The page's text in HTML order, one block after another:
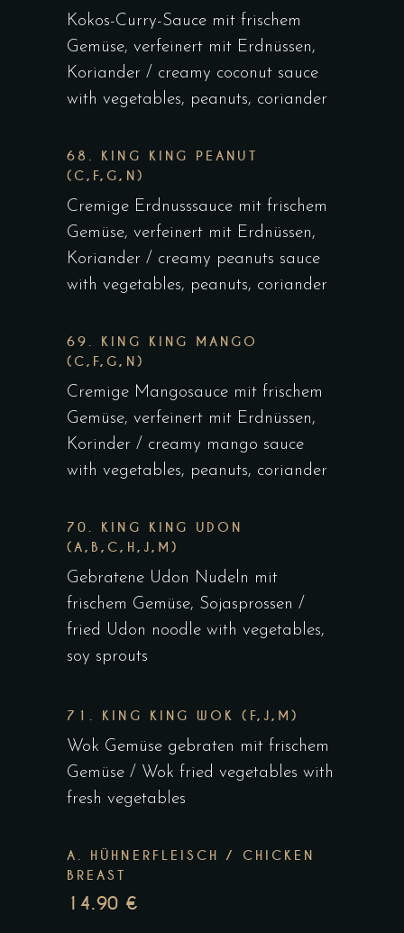
Kokos-Curry-Sauce mit frischem
Gemüse, verfeinert mit Erdnüssen,
Koriander / creamy coconut sauce
with vegetables, peanuts, coriander
68. KING KING PEANUT
(C,F,G,N)
Cremige Erdnusssauce mit frischem
Gemüse, verfeinert mit Erdnüssen,
Koriander / creamy peanuts sauce
with vegetables, peanuts, coriander
69. KING KING MANGO
(C,F,G,N)
Cremige Mangosauce mit frischem
Gemüse, verfeinert mit Erdnüssen,
Korinder / creamy mango sauce
with vegetables, peanuts, coriander
70. KING KING UDON
(A,B,C,H,J,M)
Gebratene Udon Nudeln mit
frischem Gemüse, Sojasprossen /
fried Udon noodle with vegetables,
soy sprouts
71. KING KING WOK (F,J,M)
Wok Gemüse gebraten mit frischem
Gemüse / Wok fried vegetables with
fresh vegetables
A. HÜHNERFLEISCH / CHICKEN
BREAST
14.90 €